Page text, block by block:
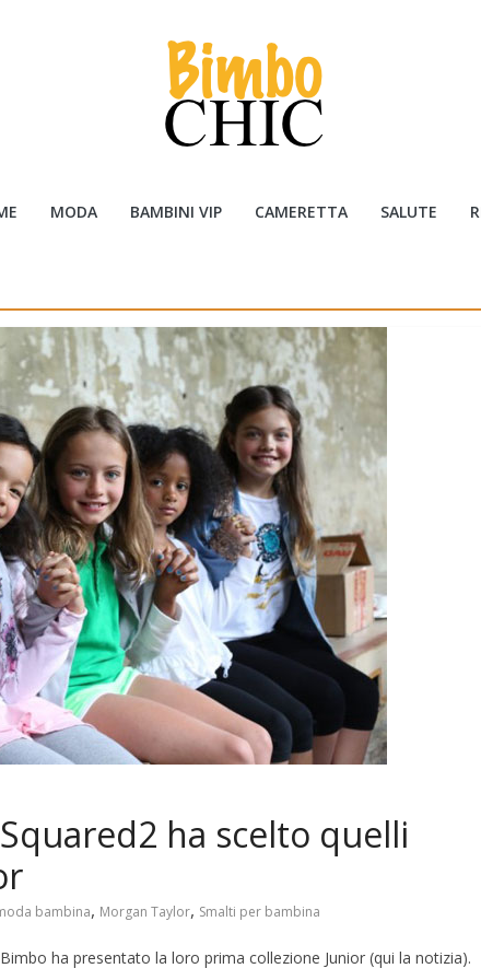
MODA BAMBINI VIP CAMERETTA SALUTE
ha scelto quelli
bambina, Morgan Taylor, Smalti per bambina
ha presentato la loro prima collezione Junior (qui la notizia).